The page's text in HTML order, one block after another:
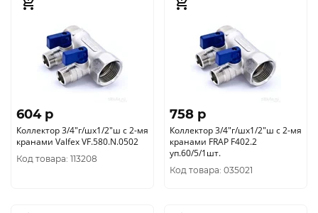
604 p
Коллектор 3/4"г/шх1/2"ш с 2-мя
кранами Valfex VF.580.N.0502
Код товара: 113208
758 p
Коллектор 3/4"г/шх1/2"ш с 2-мя
кранами FRAP F402.2
уп.60/5/1шт.
Код товара: 035021